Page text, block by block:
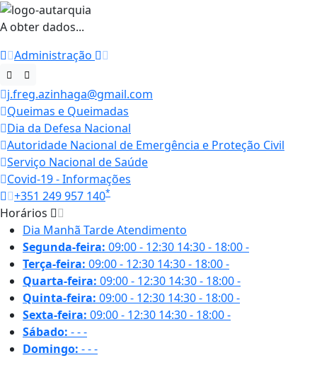
A obter dados...
Administração
j.freg.azinhaga@gmail.com
Queimas e Queimadas
Dia da Defesa Nacional
Autoridade Nacional de Emergência e Proteção Civil
Serviço Nacional de Saúde
Covid-19 - Informações
+351 249 957 140*
Horários
Dia Manhã TardeAtendimento
Segunda-feira: 09:00 - 12:30 14:30 - 18:00-
Terça-feira: 09:00 - 12:30 14:30 - 18:00-
Quarta-feira: 09:00 - 12:30 14:30 - 18:00-
Quinta-feira: 09:00 - 12:30 14:30 - 18:00-
Sexta-feira: 09:00 - 12:30 14:30 - 18:00-
Sábado: ---
Domingo: ---